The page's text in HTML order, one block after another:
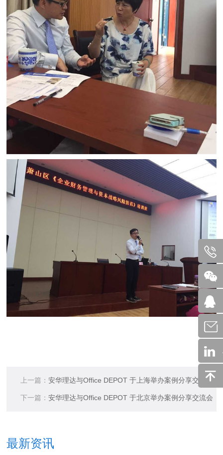
上一篇：安华理达与Office DEPOT 于上海举办案例分享交流会
下一篇：安华理达与Office DEPOT 于北京举办案例分享交流会
最新资讯